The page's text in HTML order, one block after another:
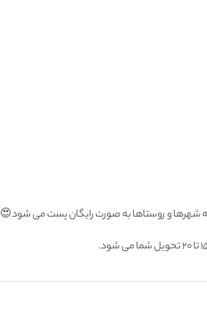
شهرها و روستاها به صورت رايگان پست می شود😍